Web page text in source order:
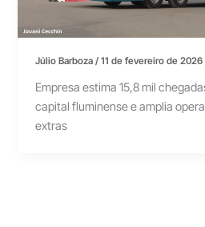
Júlio Barboza/11 de fevereiro de 2026
Empresa estima 15,8 mil
capital fluminense e amplia
extras